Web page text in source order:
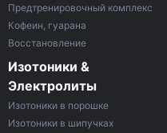
Предтренировочный комплекс
Кофеин, гуарана
Восстановление
Изотоники &
Электролиты
Изотоники в порошке
Изотоники в шипучках